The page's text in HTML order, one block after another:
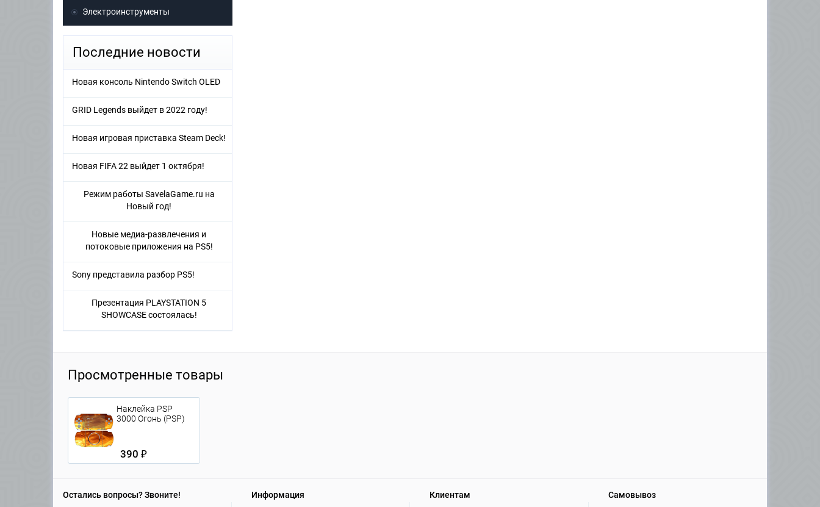
Электроинструменты
Последние новости
Новая консоль Nintendo Switch OLED
GRID Legends выйдет в 2022 году!
Новая игровая приставка Steam Deck!
Новая FIFA 22 выйдет 1 октября!
Режим работы SavelaGame.ru на
Новый год!
Новые медиа-развлечения и
потоковые приложения на PS5!
Sony представила разбор PS5!
Презентация PLAYSTATION 5
SHOWCASE состоялась!
Просмотренные товары
Наклейка PSP
3000 Огонь (PSP)
390 ₽
Остались вопросы? Звоните! Информация Клиентам Самовывоз